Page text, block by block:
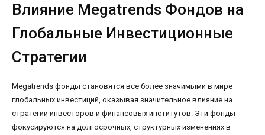
Влияние Megatrends Фондов на
Глобальные Инвестиционные
Стратегии
Megatrends фонды становятся все более значимыми в мире
глобальных инвестиций, оказывая значительное влияние на
стратегии инвесторов и финансовых институтов. Эти фонды
фокусируются на долгосрочных, структурных изменениях в